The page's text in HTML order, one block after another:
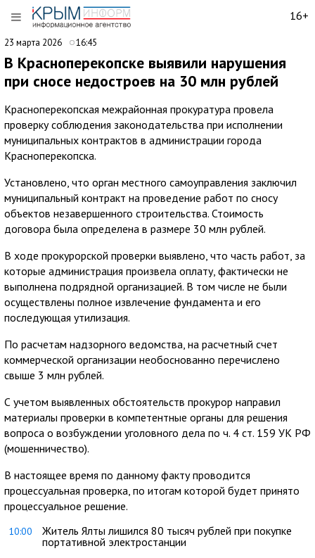
16+
23 марта 2026 16:45
В Красноперекопске выявили нарушения
при сносе недостроев на 30 млн рублей
Красноперекопская межрайонная прокуратура провела
проверку соблюдения законодательства при исполнении
муниципальных контрактов в администрации города
Красноперекопска.
Установлено, что орган местного самоуправления заключил
муниципальный контракт на проведение работ по сносу
объектов незавершенного строительства. Стоимость
договора была определена в размере 30 млн рублей.
В ходе прокурорской проверки выявлено, что часть работ, за
которые администрация произвела оплату, фактически не
выполнена подрядной организацией. В том числе не были
осуществлены полное извлечение фундамента и его
последующая утилизация.
По расчетам надзорного ведомства, на расчетный счет
коммерческой организации необоснованно перечислено
свыше 3 млн рублей.
С учетом выявленных обстоятельств прокурор направил
материалы проверки в компетентные органы для решения
вопроса о возбуждении уголовного дела по ч. 4 ст. 159 УК РФ
(мошенничество).
В настоящее время по данному факту проводится
процессуальная проверка, по итогам которой будет принято
процессуальное решение.
10:00
Житель Ялты лишился 80 тысяч рублей при покупке
портативной электростанции